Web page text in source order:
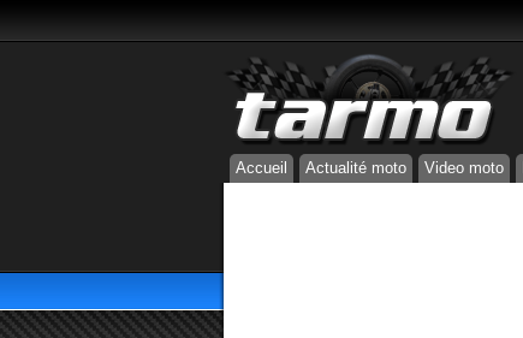
Accueil Actualité moto Video moto